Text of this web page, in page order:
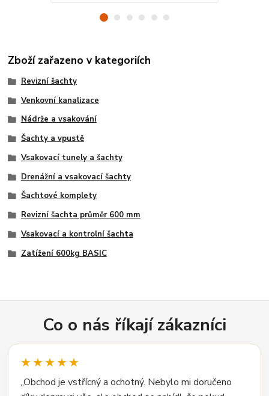
Zboží zařazeno v kategoriích
Revizní šachty
Venkovní kanalizace
Nádrže a vsakování
Šachty a vpustě
Vsakovací tunely a šachty
Drenážní a vsakovací šachty
Šachtové komplety
Revizní šachta průměr 600 mm
Vsakovací a kontrolní šachta
Zatížení 600kg BASIC
Co o nás říkají zákazníci
★★★★★
„Obchod je vstřícný a ochotný. Nebylo mi doručeno